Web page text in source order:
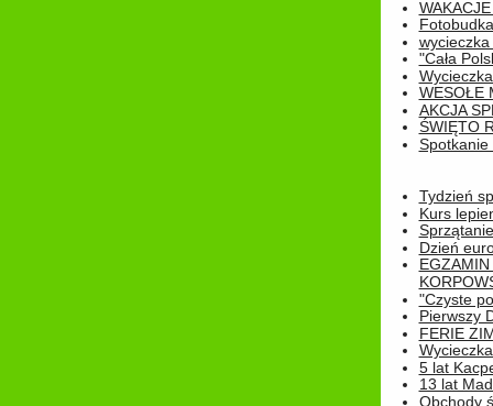
Fotobudka
"Cała
WESOŁE
AKCJA
ŚWIĘTO
Spotkanie
Tydzień
Kurs
Dzień
"Czyste
Pierwszy
FERIE
5 lat
13 lat
Obchody